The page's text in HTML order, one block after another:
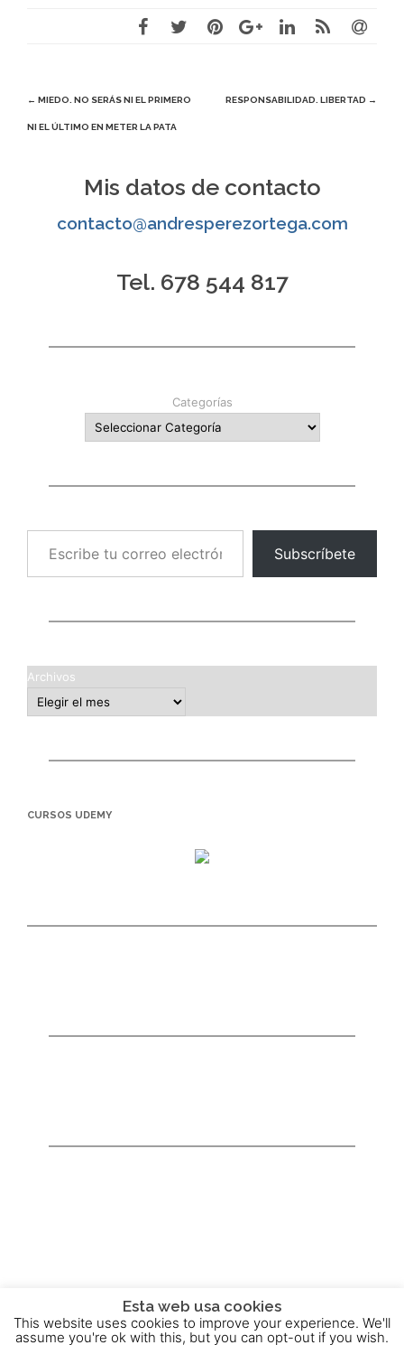
Navegación
de
← MIEDO. NO SERÁS NI EL PRIMERO
NI EL ÚLTIMO EN METER LA PATA
RESPONSABILIDAD. LIBERTAD →
Mis datos de contacto
contacto@andresperezortega.com
Tel. 678 544 817
Categorías
Escribe tu correo electrónico…
Subscríbete
Archivos
CURSOS UDEMY
2015 - 2025 © Powered byTheme-Vision
Esta web usa cookies
This website uses cookies to improve your experience. We'll
assume you're ok with this, but you can opt-out if you wish.